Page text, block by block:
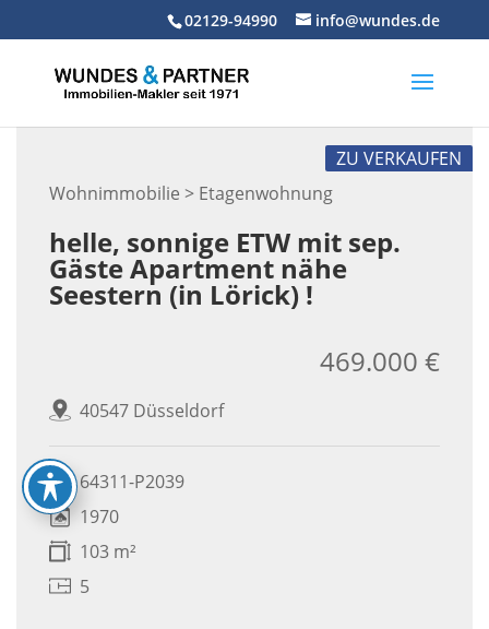
02129-94990 info@wundes.de
Wohnimmobilie > Etagenwohnung
ZU VERKAUFEN
helle, sonnige ETW mit sep.
Gäste Apartment nähe
Seestern (in Lörick) !
40547 Düsseldorf
469.000 €
64311-P2039
1970
103 m²
5